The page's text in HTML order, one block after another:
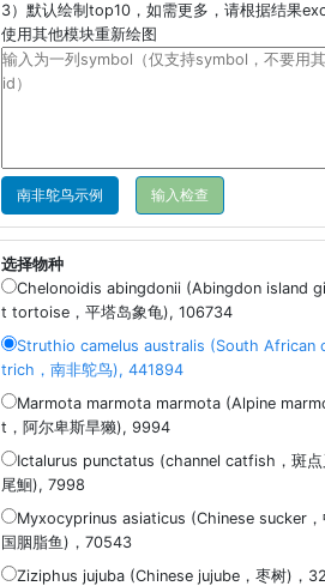
3）默认绘制top10，如需更多，请根据结果
使用其他模块重新绘图
南非鸵鸟示例
选择物种
Chelonoidis abingdonii (Abingdon island
t tortoise，平塔岛象龟), 106734
Struthio camelus australis (South African
trich，南非鸵鸟), 441894
Marmota marmota marmota (Alpine
t，阿尔卑斯旱獭), 9994
Ictalurus punctatus (channel catfish，斑点
尾鮰), 7998
Myxocyprinus asiaticus (Chinese sucker，
国胭脂鱼)，70543
Ziziphus jujuba (Chinese jujube，枣树)，